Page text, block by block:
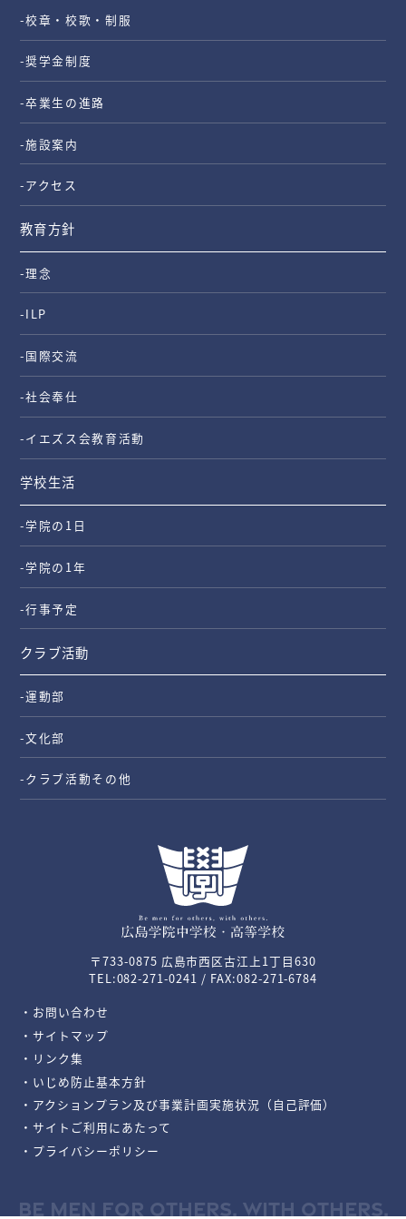
〒733-0875 広島市西区古江上1丁目630
TEL:082-271-0241 / FAX:082-271-6784
・お問い合わせ
・サイトマップ
・リンク集
・いじめ防止基本方針
・アクションプラン及び事業計画実施状況（自己評価）
・サイトご利用にあたって
・プライバシーポリシー
-校章・校歌・制服
-奨学金制度
-卒業生の進路
-施設案内
-アクセス
教育方針
-理念
-ILP
-国際交流
-社会奉仕
-イエズス会教育活動
学校生活
-学院の1日
-学院の1年
-行事予定
クラブ活動
-運動部
-文化部
-クラブ活動その他
BE MEN FOR OTHERS, WITH OTHERS.